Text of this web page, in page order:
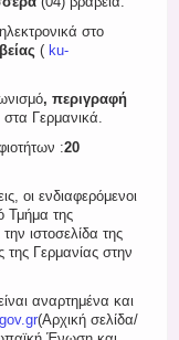
στο
( ku-
, περιγραφή
στα Γερμανικά.
:20
οι ενδιαφερόμενοι
Τμήμα της
ιστοσελίδα της
της Γερμανίας στην
αναρτημένα και
(Αρχική σελίδα/